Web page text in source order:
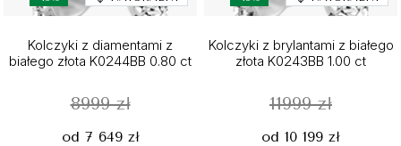
Kolczyki z diamentami z
białego złota K0244BB 0.80 ct
8999 zł
od 7 649 zł
Kolczyki z brylantami z białego
złota K0243BB 1.00 ct
11999 zł
od 10 199 zł